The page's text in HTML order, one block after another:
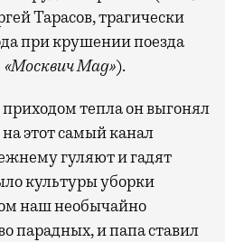
Тарасов, трагически
при крушении поезда
«Москвич Mag»).
тепла он выгонял
этот самый канал
гуляют и гадят
культуры уборки
наш необычайно
парадных, и папа ставил